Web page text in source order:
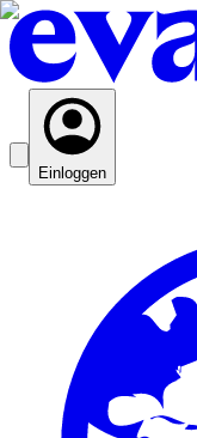
Einloggen